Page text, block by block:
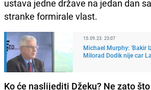
ustava jedne države na jedan dan
stranke formirale vlast.
15.09.23. 23:07
Michael Murphy: 'Bakir
Milorad Dodik nije car
Ko će naslijediti Džeku? Ne zato